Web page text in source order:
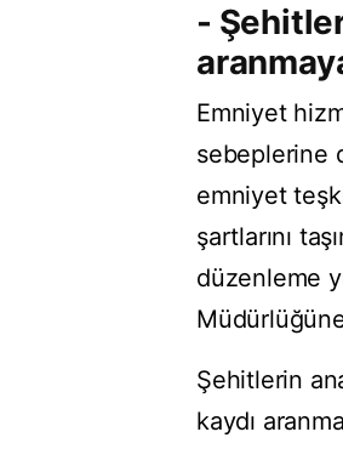
-
Emniyet
sebeplerine
emniyet
şartlarını
düzenleme
Şehitlerin
kaydı